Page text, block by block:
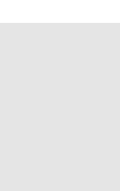
BETANO